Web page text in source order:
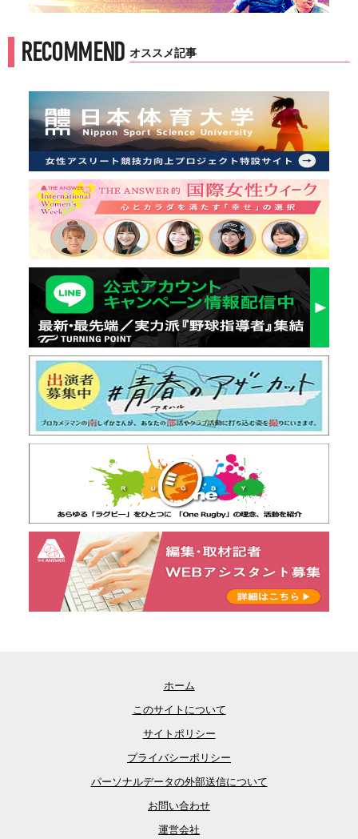
RECOMMEND オススメ記事
ホーム
このサイトについて
サイトポリシー
プライバシーポリシー
パーソナルデータの外部送信について
お問い合わせ
運営会社